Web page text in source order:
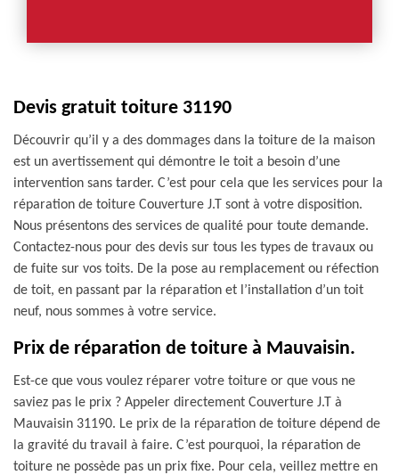
Devis gratuit toiture 31190
Découvrir qu’il y a des dommages dans la toiture de la maison
est un avertissement qui démontre le toit a besoin d’une
intervention sans tarder. C’est pour cela que les services pour la
réparation de toiture Couverture J.T sont à votre disposition.
Nous présentons des services de qualité pour toute demande.
Contactez-nous pour des devis sur tous les types de travaux ou
de fuite sur vos toits. De la pose au remplacement ou réfection
de toit, en passant par la réparation et l’installation d’un toit
neuf, nous sommes à votre service.
Prix de réparation de toiture à Mauvaisin.
Est-ce que vous voulez réparer votre toiture or que vous ne
saviez pas le prix ? Appeler directement Couverture J.T à
Mauvaisin 31190. Le prix de la réparation de toiture dépend de
la gravité du travail à faire. C’est pourquoi, la réparation de
toiture ne possède pas un prix fixe. Pour cela, veillez mettre en